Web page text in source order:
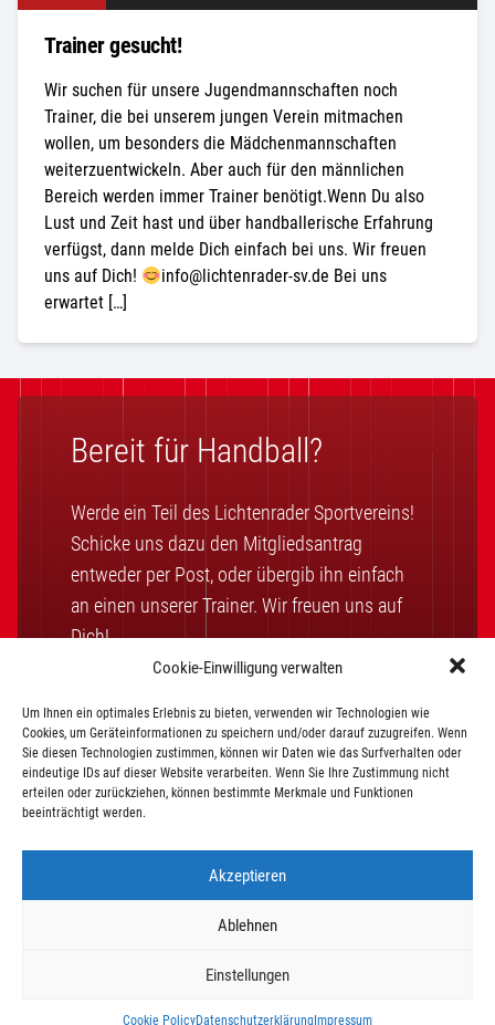
Cookie-Einwilligung verwalten
Um Ihnen ein optimales Erlebnis zu bieten, verwenden wir Technologien wie
Cookies, um Geräteinformationen zu speichern und/oder darauf zuzugreifen. Wenn
Sie diesen Technologien zustimmen, können wir Daten wie das Surfverhalten oder
eindeutige IDs auf dieser Website verarbeiten. Wenn Sie Ihre Zustimmung nicht
erteilen oder zurückziehen, können bestimmte Merkmale und Funktionen
beeinträchtigt werden.
Akzeptieren
Ablehnen
Einstellungen
Cookie PolicyDatenschutzerklärung Impressum
Trainer gesucht!
Wir suchen für unsere Jugendmannschaften noch
Trainer, die bei unserem jungen Verein mitmachen
wollen, um besonders die Mädchenmannschaften
weiterzuentwickeln. Aber auch für den männlichen
Bereich werden immer Trainer benötigt.Wenn Du also
Lust und Zeit hast und über handballerische Erfahrung
verfügst, dann melde Dich einfach bei uns. Wir freuen
uns auf Dich!
info@lichtenrader-sv.de Bei uns
erwartet […]
Bereit für Handball?
Werde ein Teil des Lichtenrader Sportvereins!
Schicke uns dazu den Mitgliedsantrag
entweder per Post, oder übergib ihn einfach
an einen unserer Trainer. Wir freuen uns auf
Dich!
Mitglied werden
Vereinssatzung Beitragsordnung
©2026 Lichtenrader SV
Datenschutz